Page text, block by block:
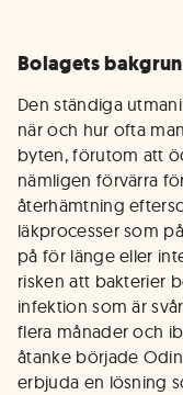
Bolagets
Den ständiga
när och hur ofta
byten, förutom att
nämligen förvärra
återhämtning
läkprocesser som
på för länge eller
risken att bakterier
infektion som är
flera månader och
åtanke började
erbjuda en lösning